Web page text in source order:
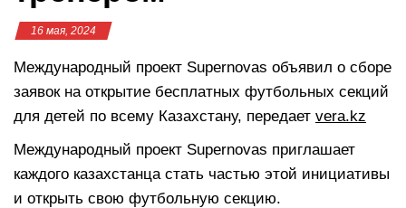
16 мая, 2024
Международный проект Supernovas объявил о сборе
заявок на открытие бесплатных футбольных секций
для детей по всему Казахстану, передает vera.kz
Международный проект Supernovas приглашает
каждого казахстанца стать частью этой инициативы
и открыть свою футбольную секцию.